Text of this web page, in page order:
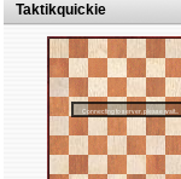
Taktikquickie